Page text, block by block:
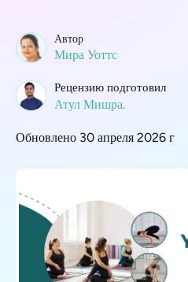
Автор
Мира Уоттс
Рецензию подготовил
Атул Мишра.
Обновлено 30 апреля 2026 г